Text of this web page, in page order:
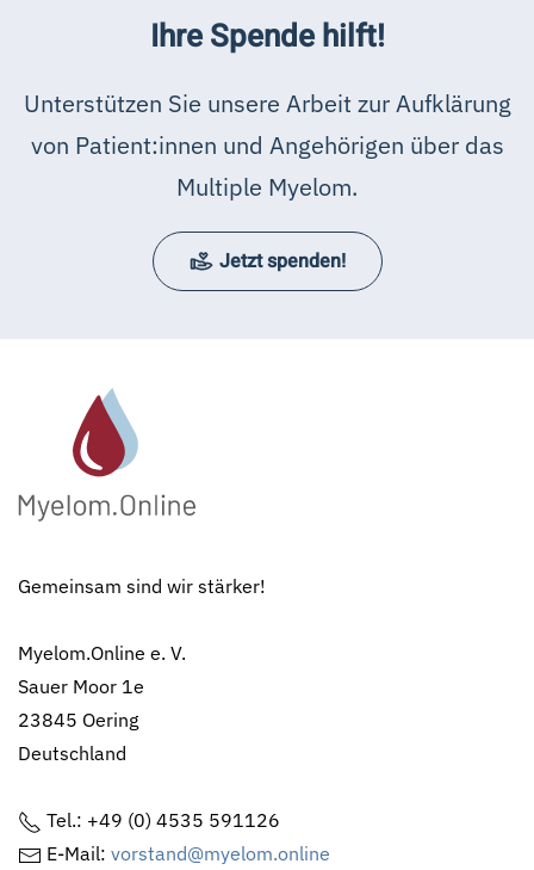
Ihre Spende hilft!
Unterstützen Sie unsere Arbeit zur Aufklärung
von Patient:innen und Angehörigen über das
Multiple Myelom.
Jetzt spenden!
Gemeinsam sind wir stärker!
Myelom.Online e. V.
Sauer Moor 1e
23845 Oering
Deutschland
Tel.: +49 (0) 4535 591126
E-Mail: vorstand@myelom.online